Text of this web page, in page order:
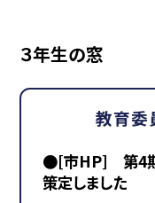
３年生の窓
教育委
●[市HP] 第4期
策定しました